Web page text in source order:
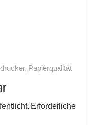
, Papierqualität
Erforderliche